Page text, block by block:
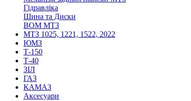
Гідравліка
Шина та Диски
ВОМ МТЗ
МТЗ 1025, 1221, 1522, 2022
ЮМЗ
Т-150
Т-40
ЗІЛ
ГАЗ
КАМАЗ
Аксесуари